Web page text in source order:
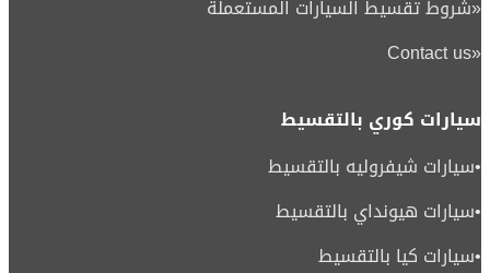
«شروط تقسيط السيارات المستعملة
«
Contact us
سيارات كوري بالتقسيط
•سيارات شيفروليه بالتقسيط
•سيارات هيونداي بالتقسيط
•سيارات كيا بالتقسيط